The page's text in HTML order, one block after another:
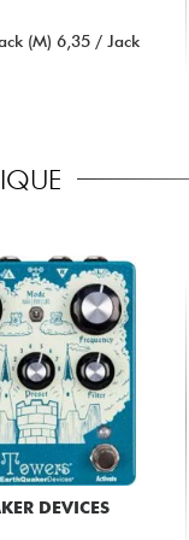
(M) 6,35 / Jack
DEVICES